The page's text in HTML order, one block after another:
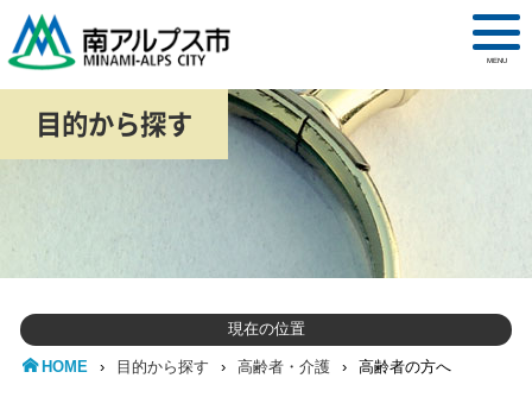
MENU
目的から探す
現在の位置
HOME › 目的から探す › 高齢者・介護 › 高齢者の方へ